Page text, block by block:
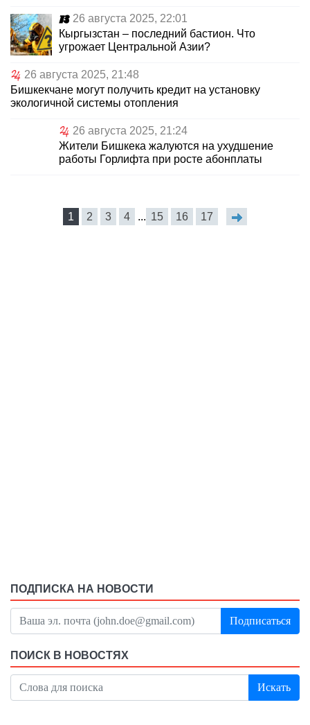
26 августа 2025, 22:01
Кыргызстан – последний бастион. Что
угрожает Центральной Азии?
26 августа 2025, 21:48
Бишкекчане могут получить кредит на установку
экологичной системы отопления
26 августа 2025, 21:24
Жители Бишкека жалуются на ухудшение
работы Горлифта при росте абонплаты
1 2 3 4 ... 15 16 17
ПОДПИСКА НА НОВОСТИ
Подписаться
ПОИСК В НОВОСТЯХ
Искать